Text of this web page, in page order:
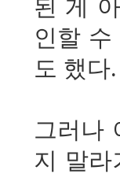
된 게
인할
도 했다.
그러나
지 말라